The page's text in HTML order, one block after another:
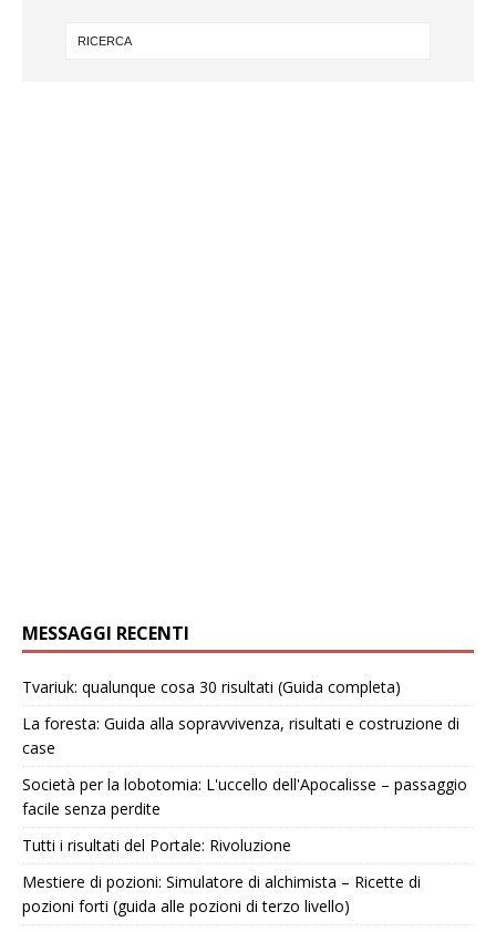
MESSAGGI RECENTI
Tvariuk: qualunque cosa 30 risultati (Guida completa)
La foresta: Guida alla sopravvivenza, risultati e costruzione di
case
Società per la lobotomia: L'uccello dell'Apocalisse – passaggio
facile senza perdite
Tutti i risultati del Portale: Rivoluzione
Mestiere di pozioni: Simulatore di alchimista – Ricette di
pozioni forti (guida alle pozioni di terzo livello)